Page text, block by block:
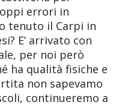
errori in
tenuto il Carpi in
E’ arrivato con
per noi però
ha qualità fisiche e
non sapevamo
continueremo a